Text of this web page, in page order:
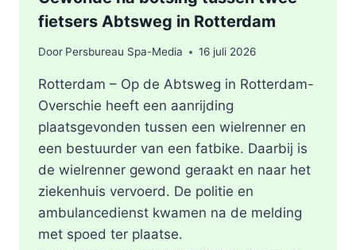
fietsers Abtsweg in Rotterdam
Door Persbureau Spa-Media 16 juli 2026
Rotterdam – Op de Abtsweg in Rotterdam-
Overschie heeft een aanrijding
plaatsgevonden tussen een wielrenner en
een bestuurder van een fatbike. Daarbij is
de wielrenner gewond geraakt en naar het
ziekenhuis vervoerd. De politie en
ambulancedienst kwamen na de melding
met spoed ter plaatse.